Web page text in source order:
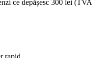
ce depășesc 300 lei (TVA